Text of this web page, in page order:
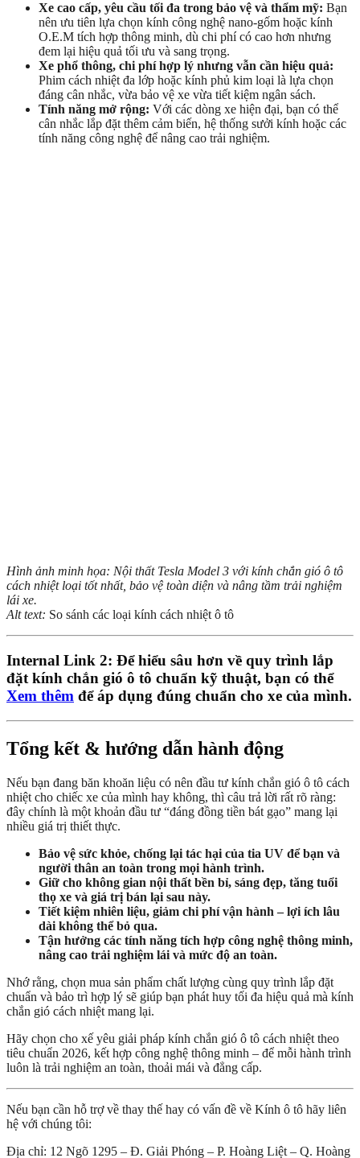
Xe cao cấp, yêu cầu tối đa trong bảo vệ và thẩm mỹ: Bạn
nên ưu tiên lựa chọn kính công nghệ nano-gốm hoặc kính
O.E.M tích hợp thông minh, dù chi phí có cao hơn nhưng
đem lại hiệu quả tối ưu và sang trọng.
Xe phổ thông, chi phí hợp lý nhưng vẫn cần hiệu quả:
Phim cách nhiệt đa lớp hoặc kính phủ kim loại là lựa chọn
đáng cân nhắc, vừa bảo vệ xe vừa tiết kiệm ngân sách.
Tính năng mở rộng: Với các dòng xe hiện đại, bạn có thể
cân nhắc lắp đặt thêm cảm biến, hệ thống sưởi kính hoặc các
tính năng công nghệ để nâng cao trải nghiệm.
Hình ảnh minh họa: Nội thất Tesla Model 3 với kính chắn gió ô tô
cách nhiệt loại tốt nhất, bảo vệ toàn diện và nâng tầm trải nghiệm
lái xe.
Alt text: So sánh các loại kính cách nhiệt ô tô
Internal Link 2: Để hiểu sâu hơn về quy trình lắp
đặt kính chắn gió ô tô chuẩn kỹ thuật, bạn có thể
Xem thêm để áp dụng đúng chuẩn cho xe của mình.
Tổng kết & hướng dẫn hành động
Nếu bạn đang băn khoăn liệu có nên đầu tư kính chắn gió ô tô cách
nhiệt cho chiếc xe của mình hay không, thì câu trả lời rất rõ ràng:
đây chính là một khoản đầu tư “đáng đồng tiền bát gạo” mang lại
nhiều giá trị thiết thực.
Bảo vệ sức khỏe, chống lại tác hại của tia UV để bạn và
người thân an toàn trong mọi hành trình.
Giữ cho không gian nội thất bền bỉ, sáng đẹp, tăng tuổi
thọ xe và giá trị bán lại sau này.
Tiết kiệm nhiên liệu, giảm chi phí vận hành – lợi ích lâu
dài không thể bỏ qua.
Tận hưởng các tính năng tích hợp công nghệ thông minh,
nâng cao trải nghiệm lái và mức độ an toàn.
Nhớ rằng, chọn mua sản phẩm chất lượng cùng quy trình lắp đặt
chuẩn và bảo trì hợp lý sẽ giúp bạn phát huy tối đa hiệu quả mà kính
chắn gió cách nhiệt mang lại.
Hãy chọn cho xế yêu giải pháp kính chắn gió ô tô cách nhiệt theo
tiêu chuẩn 2026, kết hợp công nghệ thông minh – để mỗi hành trình
luôn là trải nghiệm an toàn, thoải mái và đẳng cấp.
Nếu bạn cần hỗ trợ về thay thế hay có vấn đề về Kính ô tô hãy liên
hệ với chúng tôi:
Địa chỉ: 12 Ngõ 1295 – Đ. Giải Phóng – P. Hoàng Liệt – Q. Hoàng